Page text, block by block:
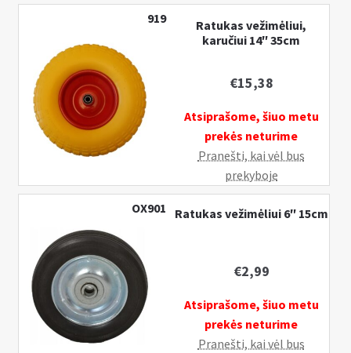
12″
30cm
919
Ratukas vežimėliui,
karučiui 14″ 35cm
€15,38
Atsiprašome, šiuo metu
prekės neturime
Pranešti, kai vėl bus
prekyboje
OX901 Ratukas vežimėliui 6″ 15cm
€2,99
Atsiprašome, šiuo metu
prekės neturime
Pranešti, kai vėl bus